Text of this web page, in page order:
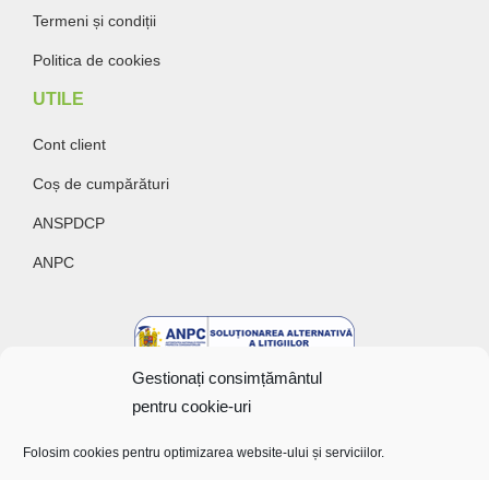
Gestionați consimțământul
pentru cookie-uri
Folosim cookies pentru optimizarea website-ului și serviciilor.
Termeni și condiții
Politica de cookies
UTILE
Cont client
Coș de cumpărături
ANSPDCP
ANPC